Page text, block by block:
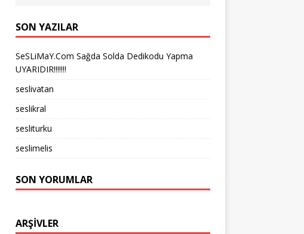
SON YAZILAR
SeSLiMaY.Com Sağda Solda Dedikodu Yapma
UYARIDIR!!!!!!!
seslivatan
seslikral
sesliturku
seslimelis
SON YORUMLAR
ARŞIVLER